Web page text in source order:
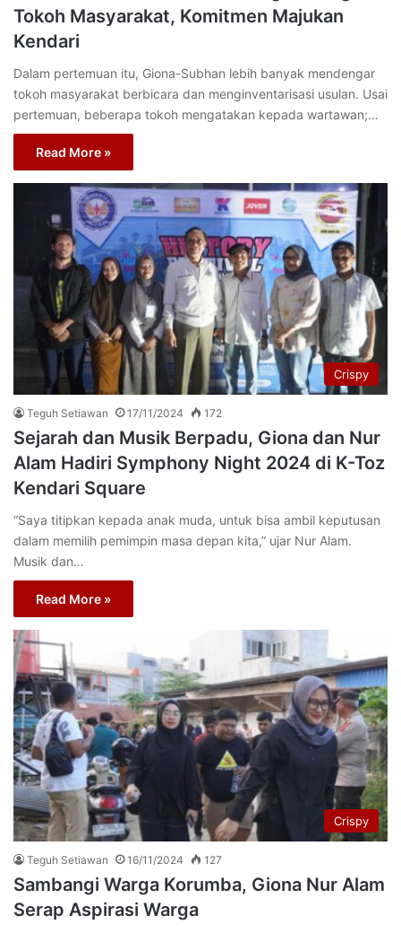
Tokoh Masyarakat, Komitmen Majukan
Kendari
Dalam pertemuan itu, Giona-Subhan lebih banyak mendengar
tokoh masyarakat berbicara dan menginventarisasi usulan. Usai
pertemuan, beberapa tokoh mengatakan kepada wartawan;…
Read More »
Crispy
Teguh Setiawan 17/11/2024 172
Sejarah dan Musik Berpadu, Giona dan Nur
Alam Hadiri Symphony Night 2024 di K-Toz
Kendari Square
“Saya titipkan kepada anak muda, untuk bisa ambil keputusan
dalam memilih pemimpin masa depan kita,” ujar Nur Alam.
Musik dan…
Read More »
Crispy
Teguh Setiawan 16/11/2024 127
Sambangi Warga Korumba, Giona Nur Alam
Serap Aspirasi Warga